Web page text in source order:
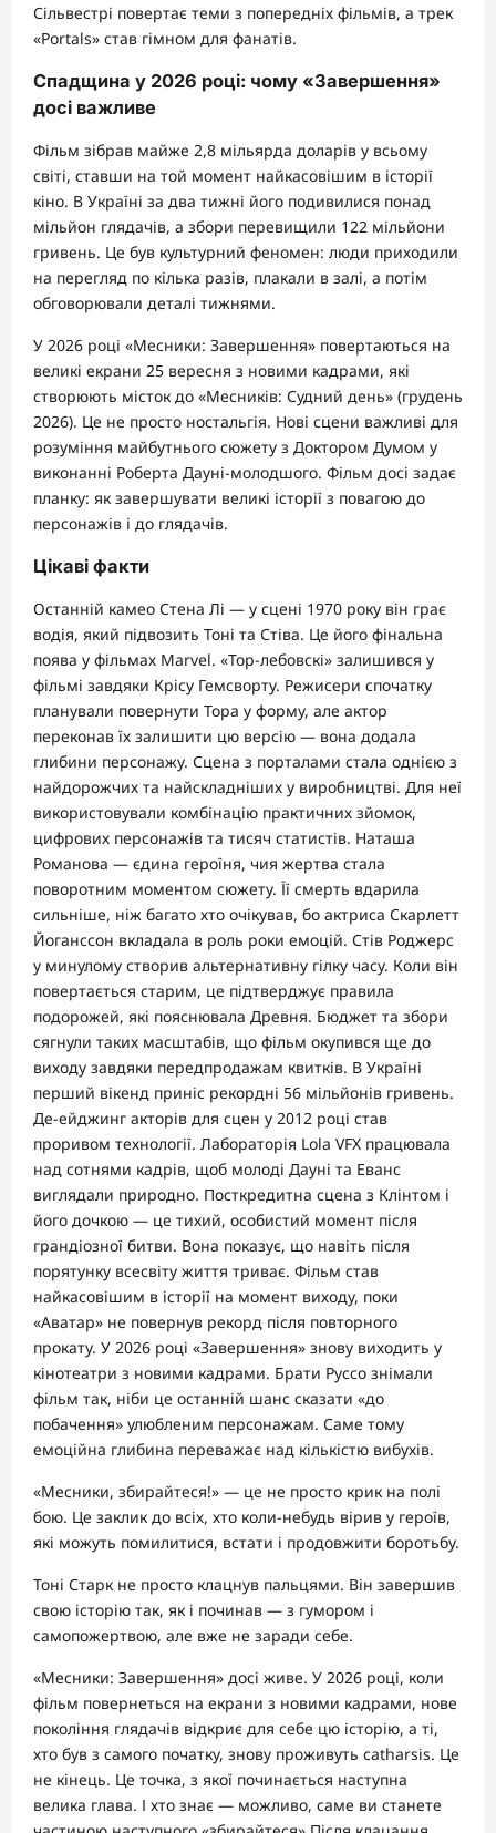
Сільвестрі повертає теми з попередніх фільмів, а трек
«Portals» став гімном для фанатів.
Спадщина у 2026 році: чому «Завершення»
досі важливе
Фільм зібрав майже 2,8 мільярда доларів у всьому
світі, ставши на той момент найкасовішим в історії
кіно. В Україні за два тижні його подивилися понад
мільйон глядачів, а збори перевищили 122 мільйони
гривень. Це був культурний феномен: люди приходили
на перегляд по кілька разів, плакали в залі, а потім
обговорювали деталі тижнями.
У 2026 році «Месники: Завершення» повертаються на
великі екрани 25 вересня з новими кадрами, які
створюють місток до «Месників: Судний день» (грудень
2026). Це не просто ностальгія. Нові сцени важливі для
розуміння майбутнього сюжету з Доктором Думом у
виконанні Роберта Дауні-молодшого. Фільм досі задає
планку: як завершувати великі історії з повагою до
персонажів і до глядачів.
Цікаві факти
Останній камео Стена Лі — у сцені 1970 року він грає
водія, який підвозить Тоні та Стіва. Це його фінальна
поява у фільмах Marvel. «Тор-лебовскі» залишився у
фільмі завдяки Крісу Гемсворту. Режисери спочатку
планували повернути Тора у форму, але актор
переконав їх залишити цю версію — вона додала
глибини персонажу. Сцена з порталами стала однією з
найдорожчих та найскладніших у виробництві. Для неї
використовували комбінацію практичних зйомок,
цифрових персонажів та тисяч статистів. Наташа
Романова — єдина героїня, чия жертва стала
поворотним моментом сюжету. Її смерть вдарила
сильніше, ніж багато хто очікував, бо актриса Скарлетт
Йоганссон вкладала в роль роки емоцій. Стів Роджерс
у минулому створив альтернативну гілку часу. Коли він
повертається старим, це підтверджує правила
подорожей, які пояснювала Древня. Бюджет та збори
сягнули таких масштабів, що фільм окупився ще до
виходу завдяки передпродажам квитків. В Україні
перший вікенд приніс рекордні 56 мільйонів гривень.
Де-ейджинг акторів для сцен у 2012 році став
проривом технології. Лабораторія Lola VFX працювала
над сотнями кадрів, щоб молоді Дауні та Еванс
виглядали природно. Посткредитна сцена з Клінтом і
його дочкою — це тихий, особистий момент після
грандіозної битви. Вона показує, що навіть після
порятунку всесвіту життя триває. Фільм став
найкасовішим в історії на момент виходу, поки
«Аватар» не повернув рекорд після повторного
прокату. У 2026 році «Завершення» знову виходить у
кінотеатри з новими кадрами. Брати Руссо знімали
фільм так, ніби це останній шанс сказати «до
побачення» улюбленим персонажам. Саме тому
емоційна глибина переважає над кількістю вибухів.
«Месники, збирайтеся!» — це не просто крик на полі
бою. Це заклик до всіх, хто коли-небудь вірив у героїв,
які можуть помилитися, встати і продовжити боротьбу.
Тоні Старк не просто клацнув пальцями. Він завершив
свою історію так, як і починав — з гумором і
самопожертвою, але вже не заради себе.
«Месники: Завершення» досі живе. У 2026 році, коли
фільм повернеться на екрани з новими кадрами, нове
покоління глядачів відкриє для себе цю історію, а ті,
хто був з самого початку, знову проживуть catharsis. Це
не кінець. Це точка, з якої починається наступна
велика глава. І хто знає — можливо, саме ви станете